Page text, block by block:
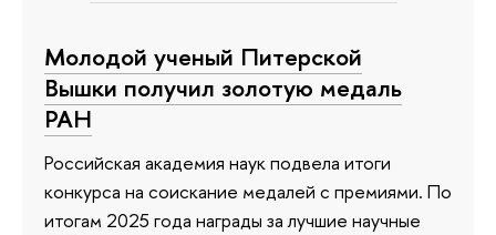
Молодой ученый Питерской
Вышки получил золотую медаль
РАН
Российская академия наук подвела итоги
конкурса на соискание медалей с премиями. По
итогам 2025 года награды за лучшие научные